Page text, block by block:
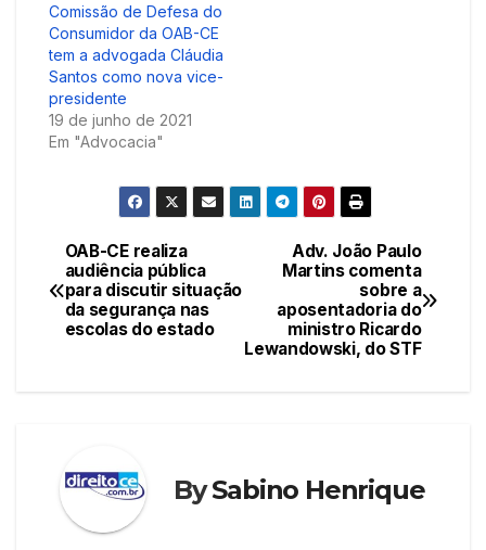
Comissão de Defesa do
Consumidor da OAB-CE
tem a advogada Cláudia
Santos como nova vice-
presidente
19 de junho de 2021
Em "Advocacia"
Navegação
de
Adv. João Paulo
Martins comenta
sobre a
aposentadoria do
ministro Ricardo
Lewandowski, do STF
OAB-CE realiza
audiência pública
para discutir situação
da segurança nas
escolas do estado
BySabino Henrique